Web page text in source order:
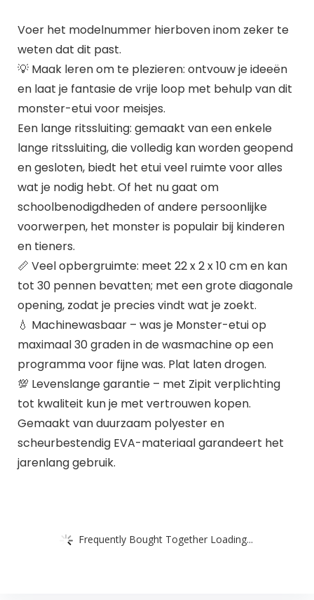
Voer het modelnummer hierboven inom zeker te
weten dat dit past.
💡 Maak leren om te plezieren: ontvouw je ideeën
en laat je fantasie de vrije loop met behulp van dit
monster-etui voor meisjes.
Een lange ritssluiting: gemaakt van een enkele
lange ritssluiting, die volledig kan worden geopend
en gesloten, biedt het etui veel ruimte voor alles
wat je nodig hebt. Of het nu gaat om
schoolbenodigdheden of andere persoonlijke
voorwerpen, het monster is populair bij kinderen
en tieners.
📏 Veel opbergruimte: meet 22 x 2 x 10 cm en kan
tot 30 pennen bevatten; met een grote diagonale
opening, zodat je precies vindt wat je zoekt.
💧 Machinewasbaar – was je Monster-etui op
maximaal 30 graden in de wasmachine op een
programma voor fijne was. Plat laten drogen.
💯 Levenslange garantie – met Zipit verplichting
tot kwaliteit kun je met vertrouwen kopen.
Gemaakt van duurzaam polyester en
scheurbestendig EVA-materiaal garandeert het
jarenlang gebruik.
Frequently Bought Together Loading...